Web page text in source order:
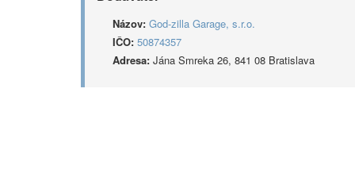
Názov: God-zilla Garage, s.r.o.
IČO: 50874357
Adresa: Jána Smreka 26, 841 08 Bratislava